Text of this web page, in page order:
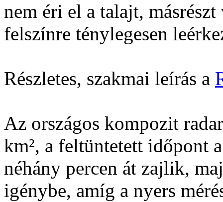
nem éri el a talajt,
felszínre ténylegesen
Részletes, szakmai leírás a
Az országos kompozit
km², a feltüntetett időpont
néhány percen át zajlik,
igénybe, amíg a nyers